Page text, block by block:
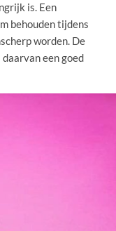
is. Een
behouden tijdens
worden. De
een goed